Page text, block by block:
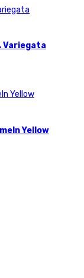
Variegata
Yellow